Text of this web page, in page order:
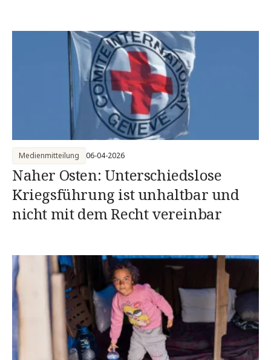
Naher Osten: Unterschiedslose
Kriegsführung ist unhaltbar und
nicht mit dem Recht vereinbar
Medienmitteilung 06-04-2026